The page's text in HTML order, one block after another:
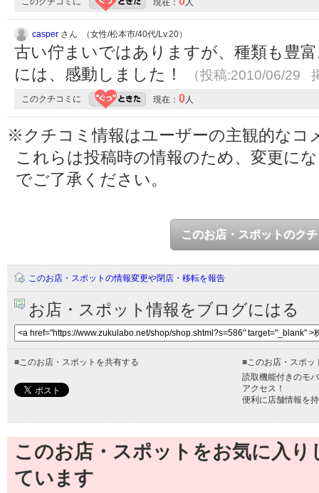
現在： 人
casper さん （女性/松本市/40代/Lv.20）
古い佇まいではありますが、種類も豊
には、感動しました！
（投稿:2010/06/29
このクチコミに 現在： 0人
※クチコミ情報はユーザーの主観的なコ
これらは投稿時の情報のため、変更に
でご了承ください。
このお店・スポットのク
このお店・スポットの情報変更や閉店・移転を報告
お店・スポット情報をブログにはる
■このお店・スポットを共有する ■このお店・スポッ
読取機能付きのモ
アクセス！
便利に店舗情報を
このお店・スポットをお気に入
ています